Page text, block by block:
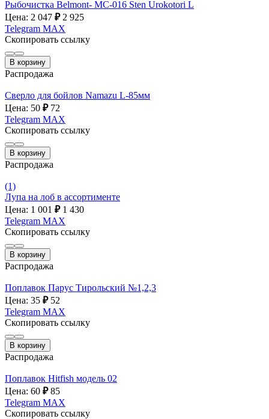
Рыбочистка Belmont- MC-016 Sten Urokotori L
Цена: 2 047 ₽ 2 925
Telegram MAX
Скопировать ссылку
В корзину
Распродажа
Сверло для бойлов Namazu L-85мм
Цена: 50 ₽ 72
Telegram MAX
Скопировать ссылку
В корзину
Распродажа
(1)
Лупа на лоб в ассортименте
Цена: 1 001 ₽ 1 430
Telegram MAX
Скопировать ссылку
В корзину
Распродажа
Поплавок Парус Тирольский №1,2,3
Цена: 35 ₽ 52
Telegram MAX
Скопировать ссылку
В корзину
Распродажа
Поплавок Hitfish модель 02
Цена: 60 ₽ 85
Telegram MAX
Скопировать ссылку